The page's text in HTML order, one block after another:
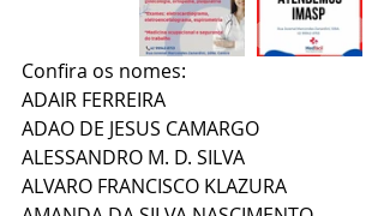
Confira os nomes:
ADAIR FERREIRA
ADAO DE JESUS CAMARGO
ALESSANDRO M. D. SILVA
ALVARO FRANCISCO KLAZURA